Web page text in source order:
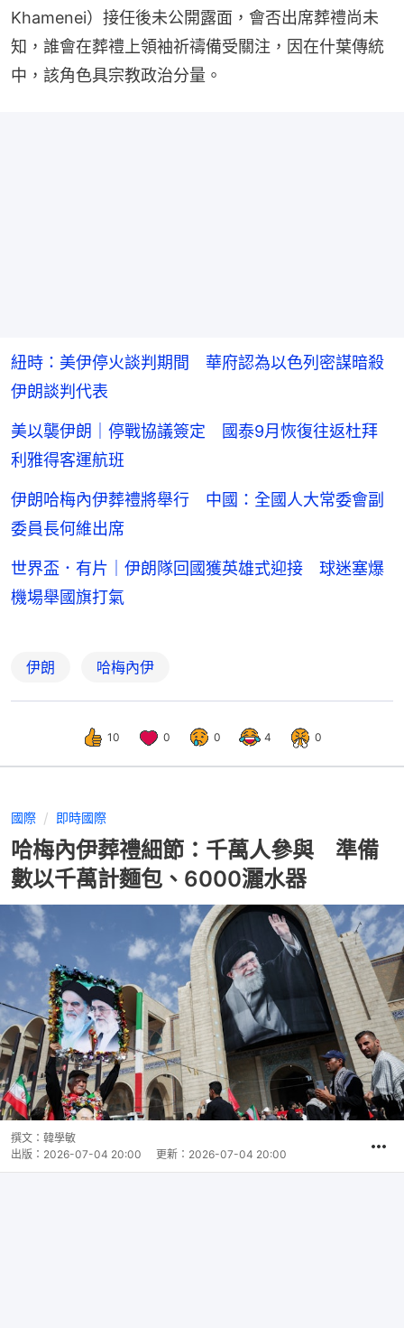
Khamenei）接任後未公開露面，會否出席葬禮尚未
知，誰會在葬禮上領袖祈禱備受關注，因在什葉傳統
中，該角色具宗教政治分量。
紐時：美伊停火談判期間 華府認為以色列密謀暗殺
伊朗談判代表
美以襲伊朗｜停戰協議簽定 國泰9月恢復往返杜拜
利雅得客運航班
伊朗哈梅內伊葬禮將舉行 中國：全國人大常委會副
委員長何維出席
世界盃．有片｜伊朗隊回國獲英雄式迎接 球迷塞爆
機場舉國旗打氣
伊朗 哈梅內伊
10 0 0 4 0
國際 即時國際
哈梅內伊葬禮細節：千萬人參與 準備
數以千萬計麵包、6000灑水器
撰文： 韓學敏
出版： 2026-07-04 20:00 更新： 2026-07-04 20:00